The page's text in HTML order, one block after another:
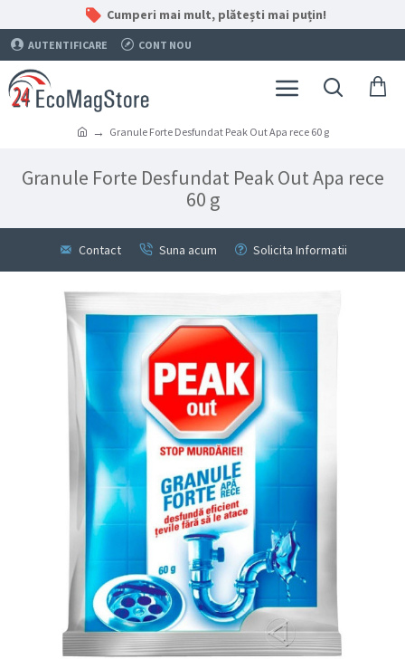
Cumperi mai mult, plătești mai puțin!
AUTENTIFICARE CONT NOU
Granule Forte Desfundat Peak Out Apa rece 60 g
Granule Forte Desfundat Peak Out Apa rece
60 g
Contact Suna acum Solicita Informatii